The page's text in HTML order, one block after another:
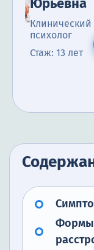
Юрьевна
Клинический
психолог
Стаж: 13 лет
Формы